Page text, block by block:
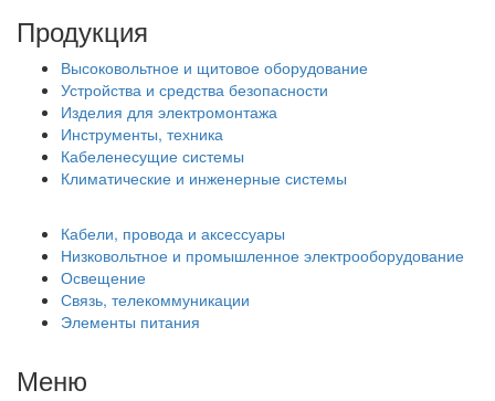
Продукция
Высоковольтное и щитовое оборудование
Устройства и средства безопасности
Изделия для электромонтажа
Инструменты, техника
Кабеленесущие системы
Климатические и инженерные системы
Кабели, провода и аксессуары
Низковольтное и промышленное электрооборудование
Освещение
Связь, телекоммуникации
Элементы питания
Меню